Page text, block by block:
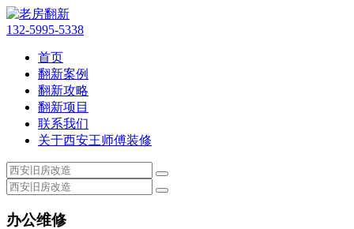
132-5995-5338
首页
翻新案例
翻新攻略
翻新项目
联系我们
关于西安王师傅装修
办公维修